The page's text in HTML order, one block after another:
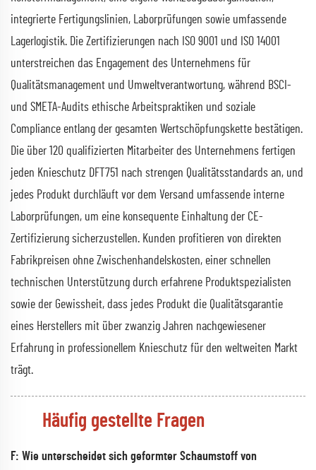
integrierte Fertigungslinien, Laborprüfungen sowie umfassende
Lagerlogistik. Die Zertifizierungen nach ISO 9001 und ISO 14001
unterstreichen das Engagement des Unternehmens für
Qualitätsmanagement und Umweltverantwortung, während BSCI-
und SMETA-Audits ethische Arbeitspraktiken und soziale
Compliance entlang der gesamten Wertschöpfungskette bestätigen.
Die über 120 qualifizierten Mitarbeiter des Unternehmens fertigen
jeden Knieschutz DFT751 nach strengen Qualitätsstandards an, und
jedes Produkt durchläuft vor dem Versand umfassende interne
Laborprüfungen, um eine konsequente Einhaltung der CE-
Zertifizierung sicherzustellen. Kunden profitieren von direkten
Fabrikpreisen ohne Zwischenhandelskosten, einer schnellen
technischen Unterstützung durch erfahrene Produktspezialisten
sowie der Gewissheit, dass jedes Produkt die Qualitätsgarantie
eines Herstellers mit über zwanzig Jahren nachgewiesener
Erfahrung in professionellem Knieschutz für den weltweiten Markt
trägt.
Häufig gestellte Fragen
F: Wie unterscheidet sich geformter Schaumstoff von